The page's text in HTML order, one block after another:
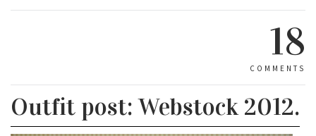
18
COMMENTS
Outfit post: Webstock 2012.